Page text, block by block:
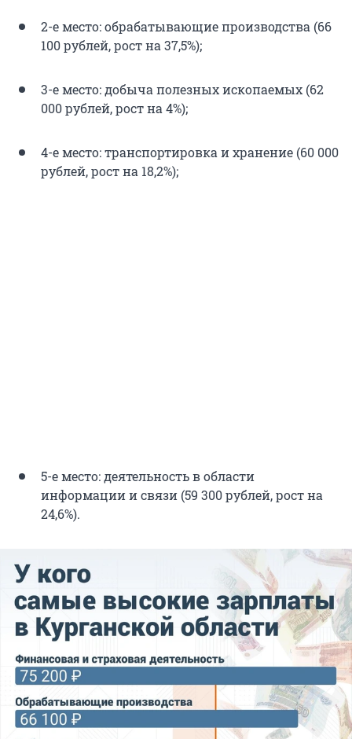
2-е место: обрабатывающие производства (66
100 рублей, рост на 37,5%);
3-е место: добыча полезных ископаемых (62
000 рублей, рост на 4%);
4-е место: транспортировка и хранение (60 000
рублей, рост на 18,2%);
5-е место: деятельность в области
информации и связи (59 300 рублей, рост на
24,6%).